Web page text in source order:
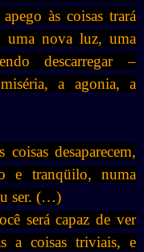
às coisas trará
uma nova luz, uma
descarregar –
a agonia, a
desaparecem,
e tranqüilo, numa
ser. (…)
será capaz de ver
a coisas triviais, e